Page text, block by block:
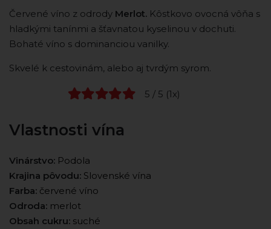
Červené víno z odrody Merlot. Kôstkovo ovocná vôňa s
hladkými tanínmi a šťavnatou kyselinou v dochuti.
Bohaté víno s dominanciou vanilky.
Skvelé k cestovinám, alebo aj tvrdým syrom.
5 / 5 (1x)
Vlastnosti vína
Vinárstvo: Podola
Krajina pôvodu: Slovenské vína
Farba: červené víno
Odroda: merlot
Obsah cukru: suché